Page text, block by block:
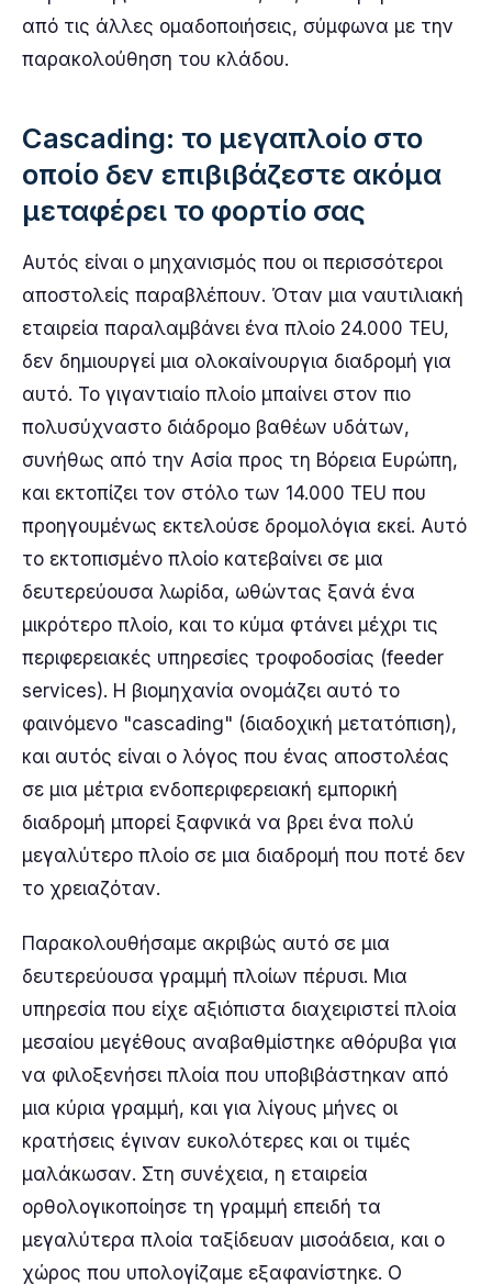
από τις άλλες ομαδοποιήσεις, σύμφωνα με την
παρακολούθηση του κλάδου.
Cascading: το μεγαπλοίο στο
οποίο δεν επιβιβάζεστε ακόμα
μεταφέρει το φορτίο σας
Αυτός είναι ο μηχανισμός που οι περισσότεροι
αποστολείς παραβλέπουν. Όταν μια ναυτιλιακή
εταιρεία παραλαμβάνει ένα πλοίο 24.000 TEU,
δεν δημιουργεί μια ολοκαίνουργια διαδρομή για
αυτό. Το γιγαντιαίο πλοίο μπαίνει στον πιο
πολυσύχναστο διάδρομο βαθέων υδάτων,
συνήθως από την Ασία προς τη Βόρεια Ευρώπη,
και εκτοπίζει τον στόλο των 14.000 TEU που
προηγουμένως εκτελούσε δρομολόγια εκεί. Αυτό
το εκτοπισμένο πλοίο κατεβαίνει σε μια
δευτερεύουσα λωρίδα, ωθώντας ξανά ένα
μικρότερο πλοίο, και το κύμα φτάνει μέχρι τις
περιφερειακές υπηρεσίες τροφοδοσίας (feeder
services). Η βιομηχανία ονομάζει αυτό το
φαινόμενο "cascading" (διαδοχική μετατόπιση),
και αυτός είναι ο λόγος που ένας αποστολέας
σε μια μέτρια ενδοπεριφερειακή εμπορική
διαδρομή μπορεί ξαφνικά να βρει ένα πολύ
μεγαλύτερο πλοίο σε μια διαδρομή που ποτέ δεν
το χρειαζόταν.
Παρακολουθήσαμε ακριβώς αυτό σε μια
δευτερεύουσα γραμμή πλοίων πέρυσι. Μια
υπηρεσία που είχε αξιόπιστα διαχειριστεί πλοία
μεσαίου μεγέθους αναβαθμίστηκε αθόρυβα για
να φιλοξενήσει πλοία που υποβιβάστηκαν από
μια κύρια γραμμή, και για λίγους μήνες οι
κρατήσεις έγιναν ευκολότερες και οι τιμές
μαλάκωσαν. Στη συνέχεια, η εταιρεία
ορθολογικοποίησε τη γραμμή επειδή τα
μεγαλύτερα πλοία ταξίδευαν μισοάδεια, και ο
χώρος που υπολογίζαμε εξαφανίστηκε. Ο